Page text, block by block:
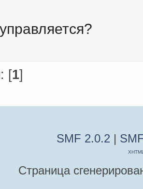
[1]
SMF 2.0.2 |
Страница